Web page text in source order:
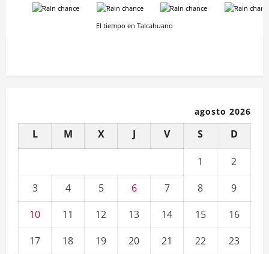
- - - -
El tiempo en Talcahuano
agosto 2026
L M X J V S D
1
2
3
4 5 6 7 8
9
10
11 12 13 14 15
16
17
18 19 20 21 22
23